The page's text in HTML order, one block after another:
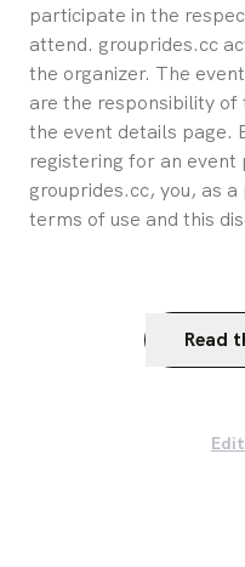
participate in the
attend. grouprides.cc
the organizer. The
are the responsibility
the event details page.
registering for an event
grouprides.cc, you, as
terms of use and this
Read